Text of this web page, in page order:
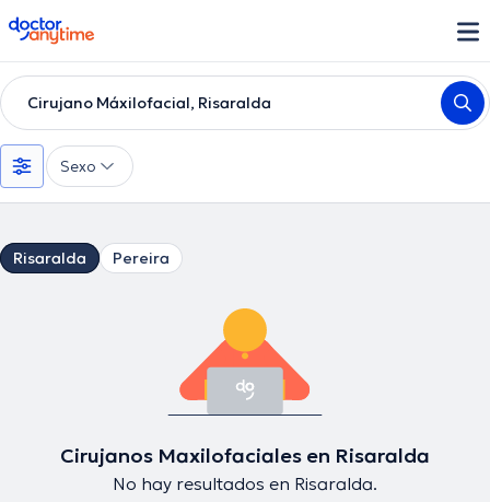
doctoranytime
Cirujano Máxilofacial, Risaralda
Sexo
Risaralda Pereira
Cirujanos Maxilofaciales en Risaralda
No hay resultados en Risaralda.